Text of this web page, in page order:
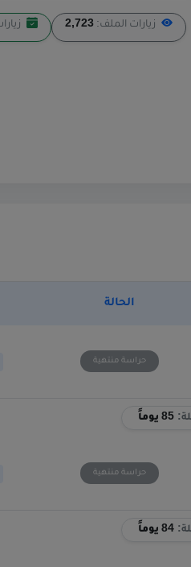
زيارات الملف: 2,723
الحالة
حراسة منتهية
85 يوماً
حراسة منتهية
84 يوماً